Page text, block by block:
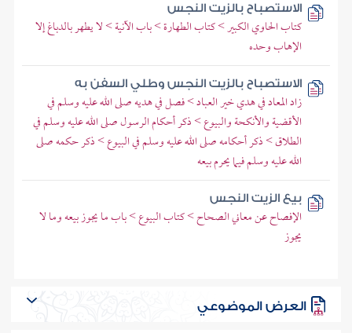
الاستصباح بالزيت النجس
كتاب الحاوي الكبير > كتاب الطهارة > باب الآنية > لا يطهر بالدباغ إلا
الإهاب وحده
الاستصباح بالزيت النجس وطلي السفن به
زاد المعاد في هدي خير العباد > فصل في هديه صلى الله عليه وسلم في
الأقضية والأنكحة والبيوع > ذكر أحكام الرسول صلى الله عليه وسلم في
الطلاق > ذكر أحكامه صلى الله عليه وسلم في البيوع > ذكر حكمه صلى
الله عليه وسلم فيما يحرم بيعه
بيع الزيت النجس
الإفصاح عن معاني الصحاح > كتاب البيوع > باب ما يجوز بيعه وما لا
يجوز
العرض الموضوعي